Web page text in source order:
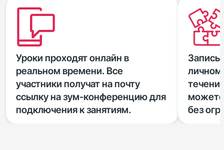
Уроки проходят онлайн в
реальном времени. Все
участники получат на почту
ссылку на зум-конференцию для
подключения к занятиям.
Запись
личном
можете
без